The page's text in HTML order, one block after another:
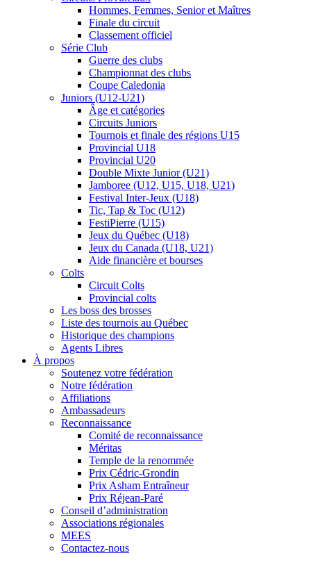
Hommes, Femmes, Senior et Maîtres
Finale du circuit
Classement officiel
Série Club
Guerre des clubs
Championnat des clubs
Coupe Caledonia
Juniors (U12-U21)
Âge et catégories
Circuits Juniors
Tournois et finale des régions U15
Provincial U18
Provincial U20
Double Mixte Junior (U21)
Jamboree (U12, U15, U18, U21)
Festival Inter-Jeux (U18)
Tic, Tap & Toc (U12)
FestiPierre (U15)
Jeux du Québec (U18)
Jeux du Canada (U18, U21)
Aide financière et bourses
Colts
Circuit Colts
Provincial colts
Les boss des brosses
Liste des tournois au Québec
Historique des champions
Agents Libres
À propos
Soutenez votre fédération
Notre fédération
Affiliations
Ambassadeurs
Reconnaissance
Comité de reconnaissance
Méritas
Temple de la renommée
Prix Cédric-Grondin
Prix Asham Entraîneur
Prix Réjean-Paré
Conseil d’administration
Associations régionales
MEES
Contactez-nous